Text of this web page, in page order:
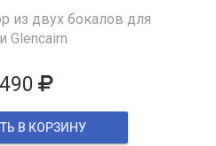
из двух бокалов для
Glencairn
В КОРЗИНУ